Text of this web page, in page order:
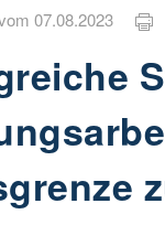
vom 07.08.2023